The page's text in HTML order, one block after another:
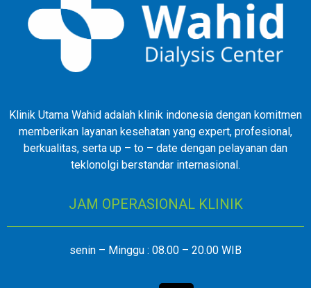
Klinik Utama Wahid adalah klinik indonesia dengan komitmen
memberikan layanan kesehatan yang expert, profesional,
berkualitas, serta up – to – date dengan pelayanan dan
teklonolgi berstandar internasional.
JAM OPERASIONAL KLINIK
senin – Minggu : 08.00 – 20.00 WIB